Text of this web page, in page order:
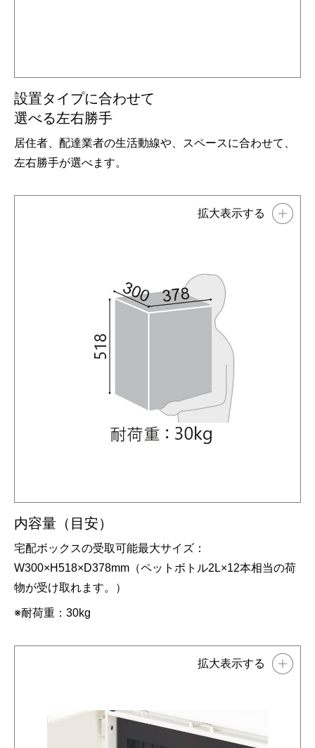
設置タイプに合わせて
選べる左右勝手
居住者、配達業者の生活動線や、スペースに合わせて、
左右勝手が選べます。
内容量（目安）
宅配ボックスの受取可能最大サイズ：
W300×H518×D378mm（ペットボトル2L×12本相当の荷
物が受け取れます。）
※耐荷重：30kg